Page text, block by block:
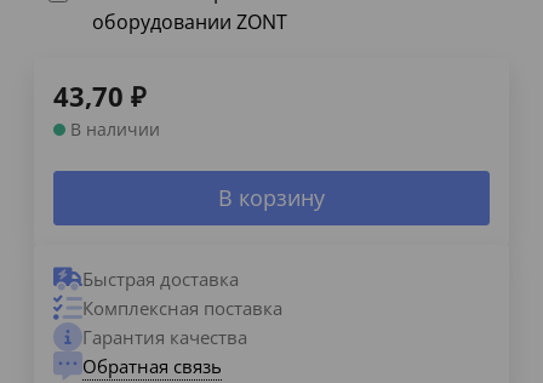
оборудовании ZONT
43,70 ₽
В наличии
В корзину
Быстрая доставка
Комплексная поставка
Гарантия качества
Обратная связь